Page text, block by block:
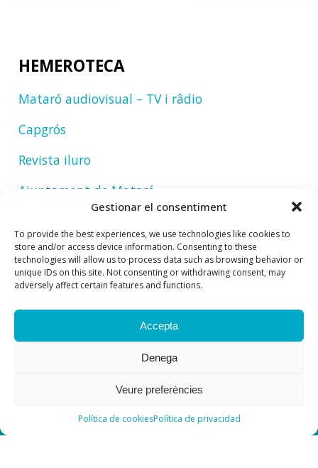
Gestionar el consentiment
To provide the best experiences, we use technologies like cookies to
store and/or access device information. Consenting to these
technologies will allow us to process data such as browsing behavior or
unique IDs on this site. Not consenting or withdrawing consent, may
adversely affect certain features and functions.
Accepta
Denega
Veure preferències
Política de cookiesPolítica de privacidad
HEMEROTECA
Mataró audiovisual – TV i râdio
Capgrós
Revista iluro
Ajuntament de Mataró